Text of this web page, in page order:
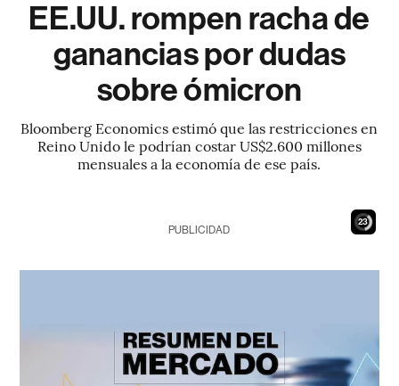
EE.UU. rompen racha de
ganancias por dudas
sobre ómicron
Bloomberg Economics estimó que las restricciones en
Reino Unido le podrían costar US$2.600 millones
mensuales a la economía de ese país.
21
PUBLICIDAD